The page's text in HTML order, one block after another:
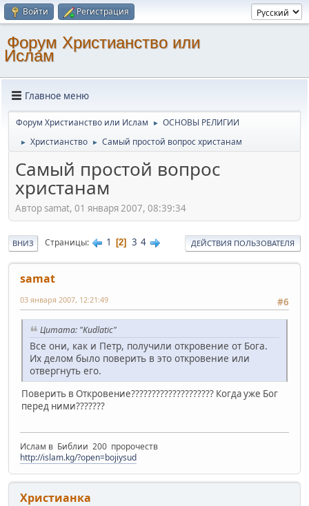
Войти Регистрация
Форум Христианство или
Ислам
Главное меню
Форум Христианство или Ислам ► ОСНОВЫ РЕЛИГИИ
► Христианство ► Самый простой вопрос христанам
Самый простой вопрос
христанам
Автор samat, 01 января 2007, 08:39:34
ВНИЗ Страницы 1 2 3 4 ДЕЙСТВИЯ ПОЛЬЗОВАТЕЛЯ
samat
#6
03 января 2007, 12:21:49
Цитата: "Kudlatic"
Все они, как и Петр, получили откровение от Бога.
Их делом было поверить в это откровение или
отвергнуть его.
Поверить в Откровение???????????????????? Когда уже Бог
перед ними???????
Ислам в Библии 200 пророчеств
http://islam.kg/?open=bojiysud
Христианка